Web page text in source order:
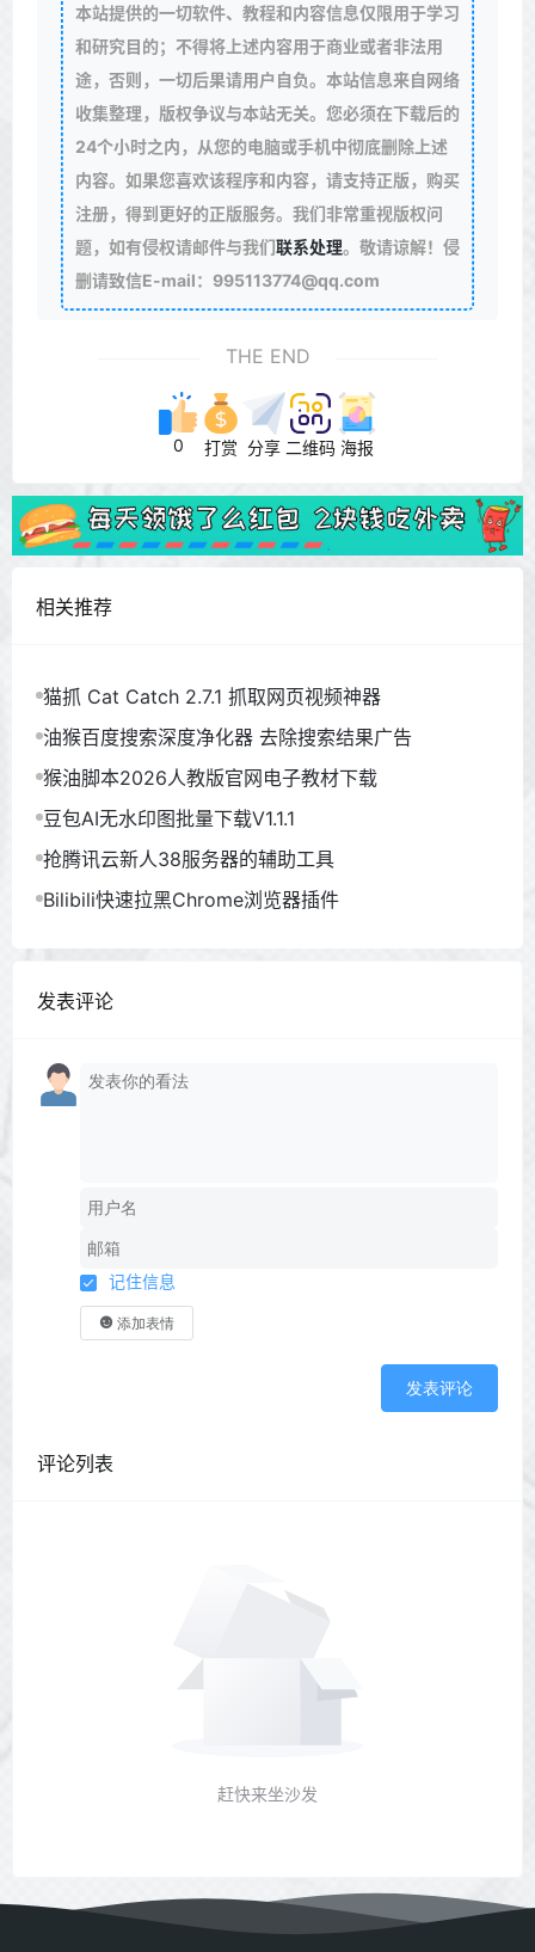
本站提供的一切软件、教程和内容信息仅限用于学习
和研究目的；不得将上述内容用于商业或者非法用
途，否则，一切后果请用户自负。本站信息来自网络
收集整理，版权争议与本站无关。您必须在下载后的
24个小时之内，从您的电脑或手机中彻底删除上述
内容。如果您喜欢该程序和内容，请支持正版，购买
注册，得到更好的正版服务。我们非常重视版权问
题，如有侵权请邮件与我们联系处理。敬请谅解！侵
删请致信E-mail：995113774@qq.com
THE END
0 打赏 分享 二维码 海报
相关推荐
猫抓 Cat Catch 2.7.1 抓取网页视频神器
油猴百度搜索深度净化器 去除搜索结果广告
猴油脚本2026人教版官网电子教材下载
豆包AI无水印图批量下载V1.1.1
抢腾讯云新人38服务器的辅助工具
Bilibili快速拉黑Chrome浏览器插件
发表评论
记住信息
添加表情
发表评论
评论列表
赶快来坐沙发